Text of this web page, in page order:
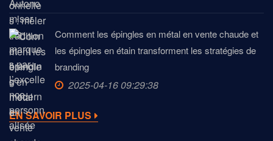
Comment les épingles en métal en vente chaude et
les épingles en étain transforment les stratégies de
branding
2025-04-16 09:29:38
EN SAVOIR PLUS